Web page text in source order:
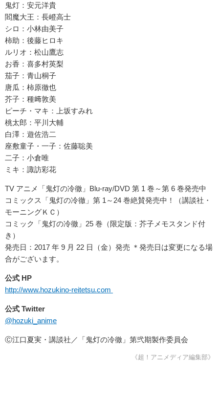
鬼灯：安元洋貴
閻魔大王：長嶝高士
シロ：小林由美子
柿助：後藤ヒロキ
ルリオ：松山鷹志
お香：喜多村英梨
茄子：青山桐子
唐瓜：柿原徹也
芥子：種﨑敦美
ピーチ・マキ：上坂すみれ
桃太郎：平川大輔
白澤：遊佐浩二
座敷童子・一子：佐藤聡美
二子：小倉唯
ミキ：諏訪彩花
TV アニメ「鬼灯の冷徹」Blu-ray/DVD 第 1 巻～第 6 巻発売中
コミックス「鬼灯の冷徹」第 1～24 巻絶賛発売中！（講談社・
モーニングＫＣ）
コミック「鬼灯の冷徹」25 巻（限定版：芥子メモスタンド付
き）
発売日：2017 年 9 月 22 日（金）発売 ＊発売日は変更になる場
合がございます。
公式 HP
http://www.hozukino-reitetsu.com
公式 Twitter
@hozuki_anime
Ⓒ江口夏実・講談社／「鬼灯の冷徹」第弐期製作委員会
《超！アニメディア編集部》